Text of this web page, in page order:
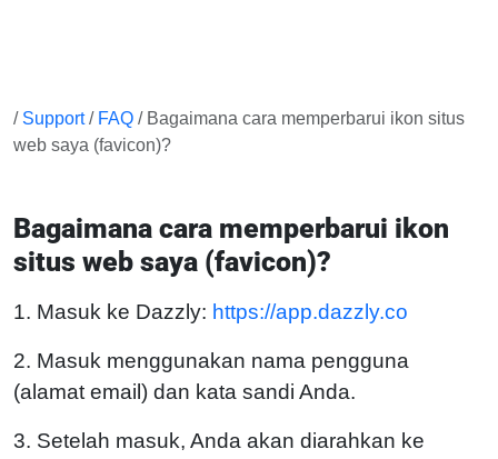
/ Support/ FAQ / Bagaimana cara memperbarui ikon situs
web saya (favicon)?
Bagaimana cara memperbarui ikon
situs web saya (favicon)?
1. Masuk ke Dazzly: https://app.dazzly.co
2. Masuk menggunakan nama pengguna
(alamat email) dan kata sandi Anda.
3. Setelah masuk, Anda akan diarahkan ke